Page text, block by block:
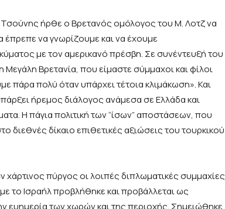
ήρθε ο Βρετανός ομόλογος του Μ. Λοτζ να
έπρεπε να γνωρίζουμε και να έχουμε
με τον αμερικανό πρέσβη. Σε συνέντευξή του
Βρετανία, που είμαστε σύμμαχοι και φίλοι
πάρα πολύ όταν υπάρχει τέτοια κλιμάκωση». Και
ήρεμος διάλογος ανάμεσα σε Ελλάδα και
Η πάγια πολιτική των “ίσων” αποστάσεων, που
διεθνές δίκαιο επιθετικές αξιώσεις του τουρκικού
πύργος οι λοιπές διπλωματικές συμμαχίες
το Ισραήλ προβλήθηκε και προβάλλεται ως
ευημερία των χωρών και της περιοχής. Σημειώθηκε